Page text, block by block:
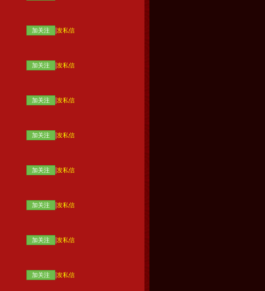
加关注 发私信
加关注 发私信
加关注 发私信
加关注 发私信
加关注 发私信
加关注 发私信
加关注 发私信
加关注 发私信